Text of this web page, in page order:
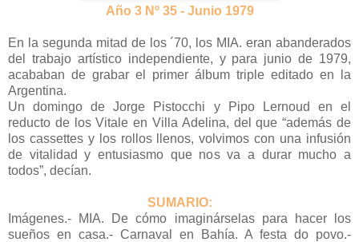
Año 3 Nº 35 - Junio 1979
En la segunda mitad de los ´70, los MIA. eran abanderados
del trabajo artístico independiente, y para junio de 1979,
acababan de grabar el primer álbum triple editado en la
Argentina.
Un domingo de Jorge Pistocchi y Pipo Lernoud en el
reducto de los Vitale en Villa Adelina, del que “además de
los cassettes y los rollos llenos, volvimos con una infusión
de vitalidad y entusiasmo que nos va a durar mucho a
todos”, decían.
SUMARIO:
Imágenes.- MIA. De cómo imaginárselas para hacer los
sueños en casa.- Carnaval en Bahía. A festa do povo.-